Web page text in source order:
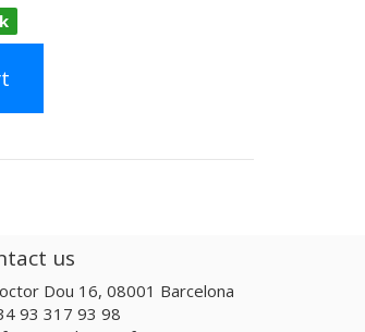
us
Dou 16, 08001 Barcelona
93 317 93 98